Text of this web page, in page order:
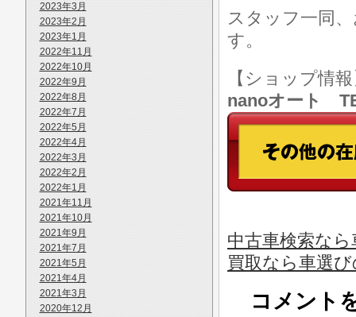
2023年3月
2023年2月
2023年1月
2022年11月
2022年10月
2022年9月
2022年8月
2022年7月
2022年5月
2022年4月
2022年3月
2022年2月
2022年1月
2021年11月
2021年10月
2021年9月
2021年7月
2021年5月
2021年4月
2021年3月
2020年12月
スタッフ一同
す。
【ショップ情
nanoオート
中古車検索な
買取なら車選
コメント